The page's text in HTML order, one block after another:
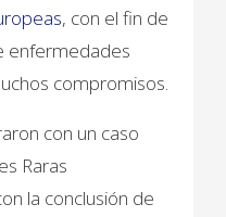
, con el fin de
enfermedades
compromisos.
con un caso
Raras
la conclusión de